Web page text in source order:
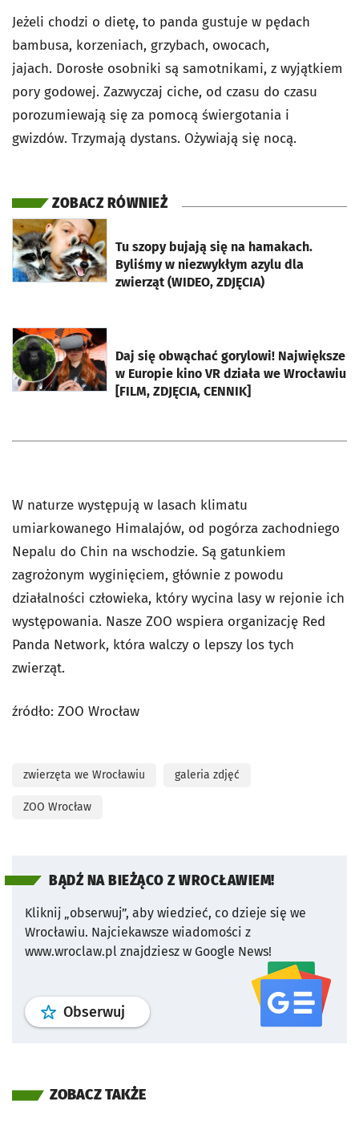
Jeżeli chodzi o dietę, to panda gustuje w pędach
bambusa, korzeniach, grzybach, owocach,
jajach. Dorosłe osobniki są samotnikami, z wyjątkiem
pory godowej. Zazwyczaj ciche, od czasu do czasu
porozumiewają się za pomocą świergotania i
gwizdów. Trzymają dystans. Ożywiają się nocą.
ZOBACZ RÓWNIEŻ
Tu szopy bujają się na hamakach.
Byliśmy w niezwykłym azylu dla
zwierząt (WIDEO, ZDJĘCIA)
otworzy się w nowej karcie
Daj się obwąchać gorylowi! Największe
w Europie kino VR działa we Wrocławiu
[FILM, ZDJĘCIA, CENNIK]
otworzy się w nowej karcie
W naturze występują w lasach klimatu
umiarkowanego Himalajów, od pogórza zachodniego
Nepalu do Chin na wschodzie. Są gatunkiem
zagrożonym wyginięciem, głównie z powodu
działalności człowieka, który wycina lasy w rejonie ich
występowania. Nasze ZOO wspiera organizację Red
Panda Network, która walczy o lepszy los tych
zwierząt.
źródło: ZOO Wrocław
zwierzęta we Wrocławiu galeria zdjęć
ZOO Wrocław
BĄDŹ NA BIEŻĄCO Z WROCŁAWIEM!
Kliknij „obserwuj”, aby wiedzieć, co dzieje się we
Wrocławiu. Najciekawsze wiadomości z
www.wroclaw.pl znajdziesz w Google News!
Obserwuj profil serwisu
ZOBACZ TAKŻE